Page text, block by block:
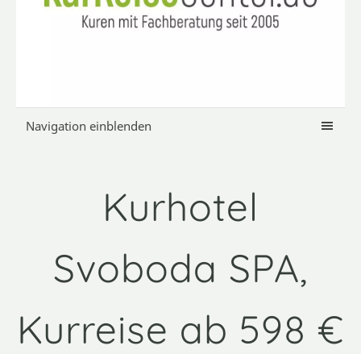
Navigation einblenden
Kurhotel
Svoboda SPA,
Kurreise ab 598 €